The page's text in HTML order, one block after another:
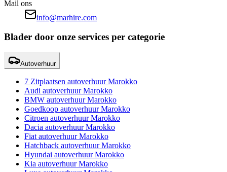
Mail ons
info@marhire.com
Blader door onze services per categorie
Autoverhuur
7 Zitplaatsen autoverhuur Marokko
Audi autoverhuur Marokko
BMW autoverhuur Marokko
Goedkoop autoverhuur Marokko
Citroen autoverhuur Marokko
Dacia autoverhuur Marokko
Fiat autoverhuur Marokko
Hatchback autoverhuur Marokko
Hyundai autoverhuur Marokko
Kia autoverhuur Marokko